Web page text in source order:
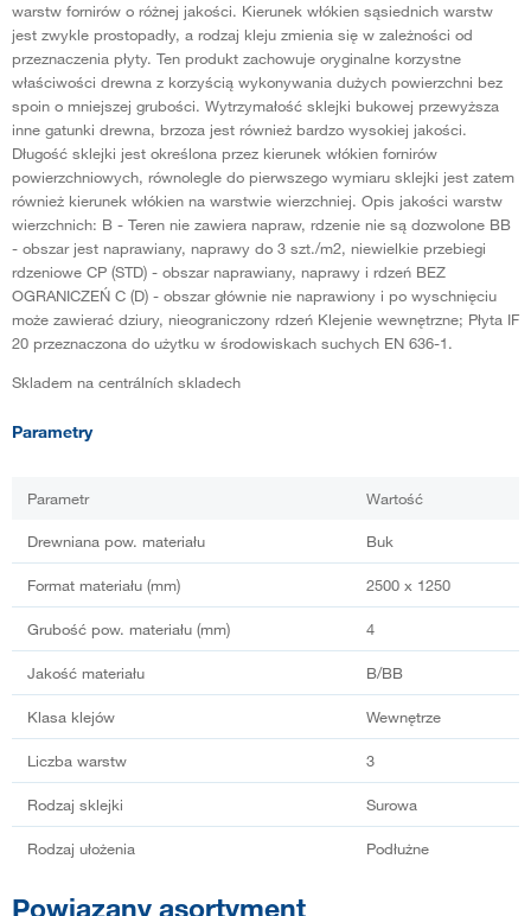
warstw fornirów o różnej jakości. Kierunek włókien sąsiednich warstw
jest zwykle prostopadły, a rodzaj kleju zmienia się w zależności od
przeznaczenia płyty. Ten produkt zachowuje oryginalne korzystne
właściwości drewna z korzyścią wykonywania dużych powierzchni bez
spoin o mniejszej grubości. Wytrzymałość sklejki bukowej przewyższa
inne gatunki drewna, brzoza jest również bardzo wysokiej jakości.
Długość sklejki jest określona przez kierunek włókien fornirów
powierzchniowych, równolegle do pierwszego wymiaru sklejki jest zatem
również kierunek włókien na warstwie wierzchniej. Opis jakości warstw
wierzchnich: B - Teren nie zawiera napraw, rdzenie nie są dozwolone BB
- obszar jest naprawiany, naprawy do 3 szt./m2, niewielkie przebiegi
rdzeniowe CP (STD) - obszar naprawiany, naprawy i rdzeń BEZ
OGRANICZEŃ C (D) - obszar głównie nie naprawiony i po wyschnięciu
może zawierać dziury, nieograniczony rdzeń Klejenie wewnętrzne; Płyta IF
20 przeznaczona do użytku w środowiskach suchych EN 636-1.
Skladem na centrálních skladech
Parametry
Parametr Wartość
Drewniana pow. materiału Buk
Format materiału (mm) 2500 x 1250
Grubość pow. materiału (mm) 4
Jakość materiału B/BB
Klasa klejów Wewnętrze
Liczba warstw 3
Rodzaj sklejki Surowa
Rodzaj ułożenia Podłużne
Powiązany asortyment